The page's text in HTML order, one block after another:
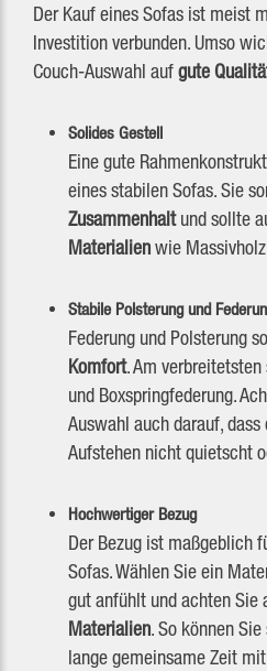
Der Kauf eines Sofas ist meist
Investition verbunden. Umso
Couch-Auswahl aufgute
Solides Gestell
Eine gute
eines stabilen Sofas. Sie
Zusammenhaltund sollte
Materialienwie
Stabile Polsterung und
Federung und Polsterung
Komfort. Am
und Boxspringfederung.
Auswahl auch darauf,
Aufstehen nicht quietscht
Hochwertiger Bezug
Der Bezug ist maßgeblich
Sofas. Wählen Sie ein
gut anfühlt und achten Sie
Materialien. So können
lange gemeinsame Zeit